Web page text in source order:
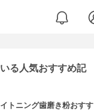
る人気おすすめ記
トニング歯磨き粉おすす